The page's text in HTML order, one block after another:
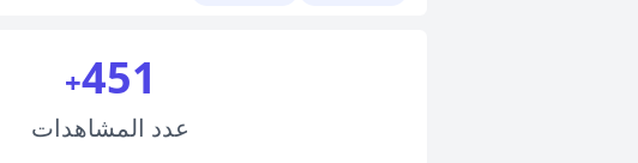
451
+
عدد المشاهدات